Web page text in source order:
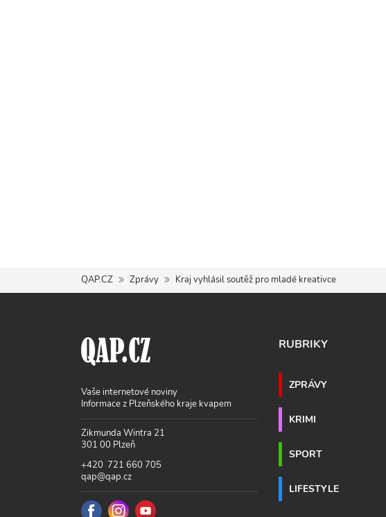
QAP.CZ Zprávy Kraj vyhlásil soutěž pro mladé kreativce
Vaše internetové noviny
Informace z Plzeňského kraje kvapem
Zikmunda Wintra 21
301 00 Plzeň
+420 721 660 705
qap@qap.cz
RUBRIKY
ZPRÁVY
KRIMI
SPORT
LIFESTYLE